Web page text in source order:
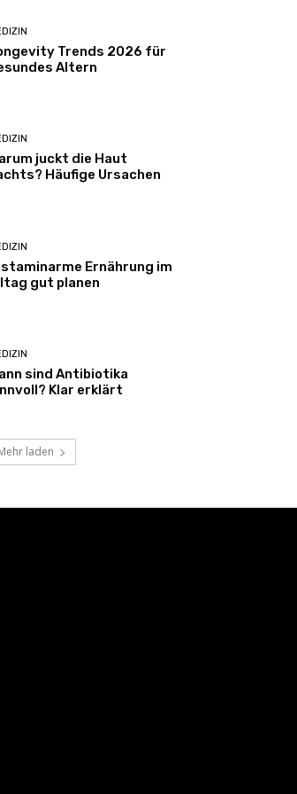
Trends 2026 für
Altern
juckt die Haut
Häufige Ursachen
Ernährung im
gut planen
sind Antibiotika
Klar erklärt
laden